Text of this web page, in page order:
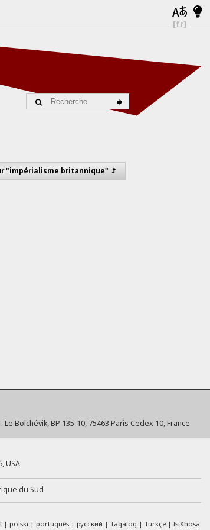
[fr]
"impérialisme britannique"
Le Bolchévik, BP 135-10, 75463 Paris Cedex 10, France
USA
du Sud
polski português русский Tagalog Türkçe IsiXhosa